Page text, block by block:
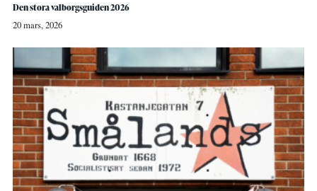
Den stora valborgsguiden 2026
20 mars, 2026